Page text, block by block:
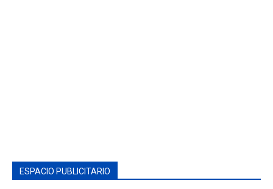
ESPACIO PUBLICITARIO